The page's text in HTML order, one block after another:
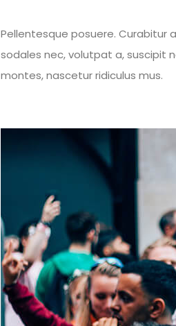
Pellentesque posuere. Curabitur
sodales nec, volutpat a, suscipit
montes, nascetur ridiculus mus.